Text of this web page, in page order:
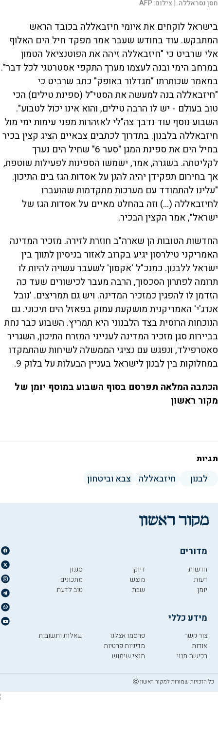
חסן נסראללה. | צילום:AFP
בישראל לוקחים את איומי חיזבאללה בכובד הראש
המתבקש. עוד בחודש שעבר אמר מפקד חיל הים האלוף
אלי שרביט כי "חיזבאללה זיהה את הפוטנציאל הטמון
במרחב הימי ובנה לעצמו מערך התקפי אסטרטגי לכל דבר".
במאמר שכותרתו "מגדלור באופק" כתב שרביט כי
"חיזבאללה בנה למעשה את הסטי"ל (ספינת טילים) הכי
טוב בעולם - יש לו הרבה טילים, והוא אינו יכול לטבוע".
השבוע נוסף עוד נדבך צה"לי לאזהרות מפני עימות ימי מול
חיזבאללה בלבנון. בתדרוך לכתבים צבאיים הציג קצין בכיר
בחיל הים את ספינת המגן "סער 6" שחיל הים נערך
לקליטתה. בשגרה, אמר, ישמשו הספינות לפעילות שוטפת,
אך בחירום תפקידן יהיה להגן על אסדות הגז בים התיכון.
"עלינו להתמודד עם מערכות מתקדמות שהועברו
לחיזבאללה (...) וזה בהחלט מאיים על אסדות הגז של
ישראל", אמר הקצין הבכיר.
החדשות הטובות הן שארה"ב חוזרת לזירה. מזכיר המדינה
האמריקני טילרסון יגיע בקרוב לאזור בניסיון לתווך בין
ישראל ללבנון. כמנכ"ל 'אקסון' לשעבר עשויה להיות לו
תרומה לפתרון הסכסוך, הרבה מעבר לכישורים שעד כה
הזדמן לו להפגין כמזכיר המדינה. ויש גם תמריצים. 'נובל
אנרג'י' האמריקנית מושקעת עמוק בפאזל הים תיכוני. גם
הנוכחות הרוסית בצד הלבנוני היא תמריץ. השבוע כבר נחת
בביירות סגן מזכיר המדינה לענייני המזרח התיכון, השגריר
סאטרפילד, ונפגש עם נציגי הממשלה לשיחות שהתמקדו
במחלוקות בין לבנון לישראל בעניין הבעלות על בלוק 9.
הכתבה המלאה תפרסם בסוף השבוע במוסף יומן של
מקור ראשון
תגיות
לבנון חיזבאללה צבא וביטחון
מדורים
חדשות
דעות
יומן
דיוקן
מוצש
שבת
סגנון
מתכונים
טוב לדעת
מידע כללי
צור קשר
אודות
רכישת מנוי
פרסמו אצלנו
מדיניות פרטיות
תנאי שימוש
שאלות ותשובות
כל הזכויות שמורות למקור ראשון ⓒ